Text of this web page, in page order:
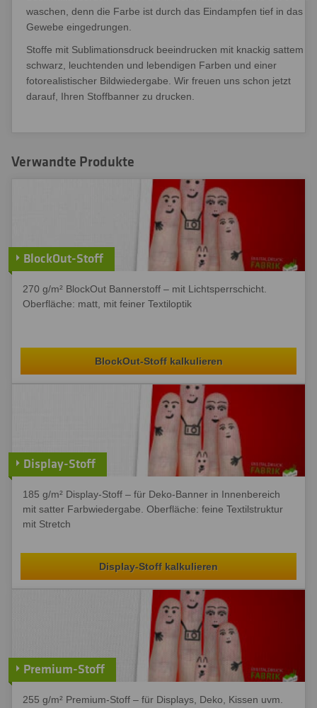
waschen, denn die Farbe ist durch das Eindampfen tief in das
Gewebe eingedrungen.
Stoffe mit Sublimationsdruck beeindrucken mit knackig sattem
schwarz, leuchtenden und lebendigen Farben und einer
fotorealistischer Bildwiedergabe. Wir freuen uns schon jetzt
darauf, Ihren Stoffbanner zu drucken.
Verwandte Produkte
BlockOut-Stoff
270 g/m² BlockOut Bannerstoff – mit Lichtsperrschicht.
Oberfläche: matt, mit feiner Textiloptik
BlockOut-Stoff kalkulieren
Display-Stoff
185 g/m² Display-Stoff – für Deko-Banner in Innenbereich
mit satter Farbwiedergabe. Oberfläche: feine Textilstruktur
mit Stretch
Display-Stoff kalkulieren
Premium-Stoff
255 g/m² Premium-Stoff – für Displays, Deko, Kissen uvm.